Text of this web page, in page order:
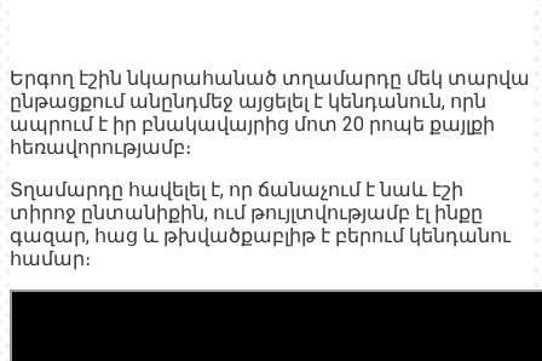
Երգող էշին նկարահանած տղամարդը մեկ տարվա
ընթացքում անընդմեջ այցելել է կենդանուն, որն
ապրում է իր բնակավայրից մոտ 20 րոպե քայլքի
հեռավորությամբ։
Տղամարդը հավելել է, որ ճանաչում է նաև էշի
տիրոջ ընտանիքին, ում թույլտվությամբ էլ ինքը
գազար, հաց և թխվածքաբլիթ է բերում կենդանու
համար։